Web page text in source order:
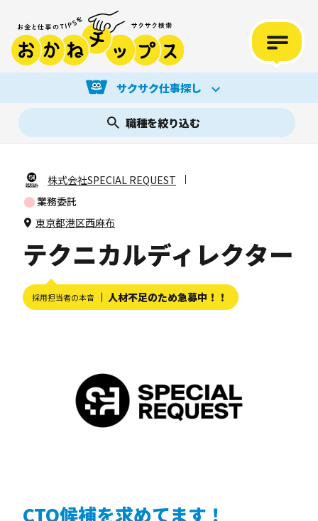
サクサク仕事探し
職種を絞り込む
株式会社SPECIAL REQUEST
業務委託
東京都港区西麻布
テクニカルディレクター
採用担当者の本音 人材不足のため急募中！！
CTO候補を求めてます！